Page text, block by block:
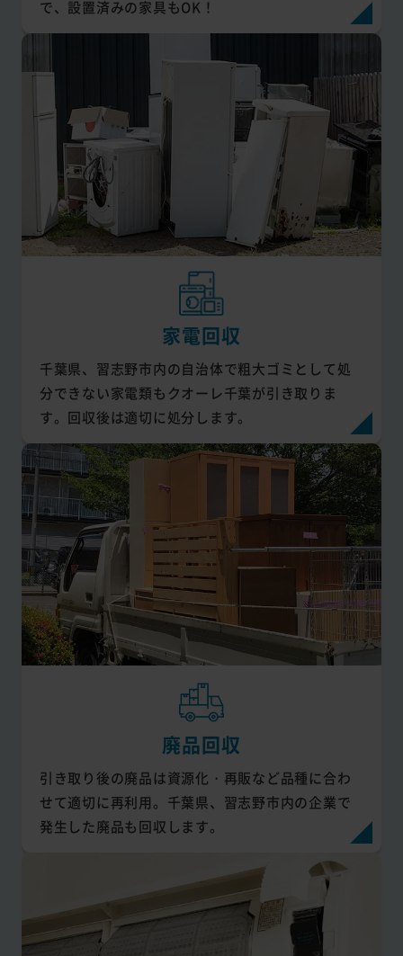
で、設置済みの家具もOK！
家電回収
千葉県、習志野市内の自治体で粗大ゴミとして処
分できない家電類もクオーレ千葉が引き取りま
す。回収後は適切に処分します。
廃品回収
引き取り後の廃品は資源化・再販など品種に合わ
せて適切に再利用。千葉県、習志野市内の企業で
発生した廃品も回収します。